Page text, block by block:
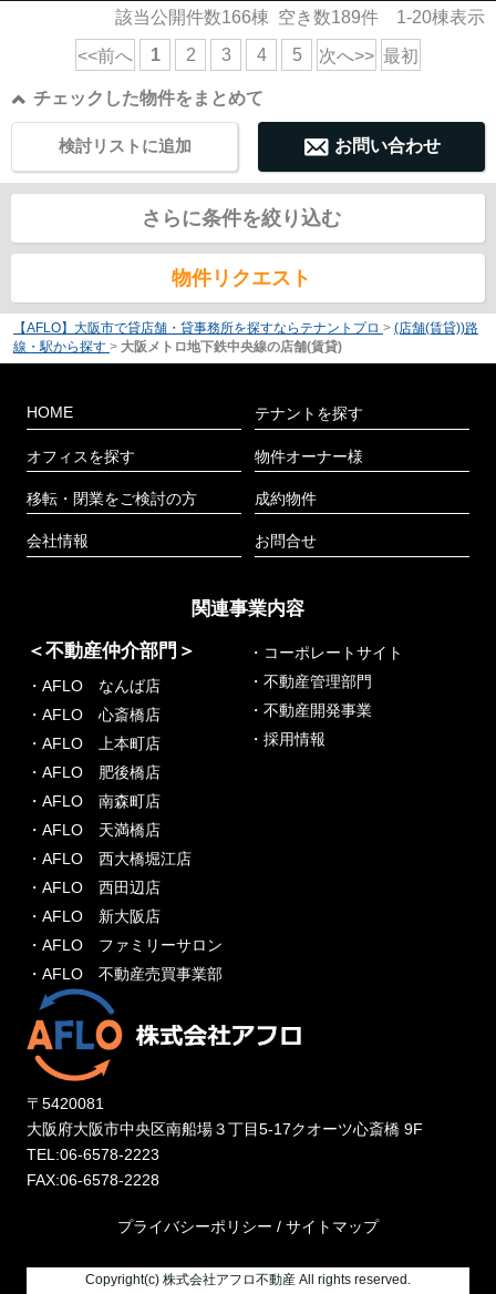
該当公開件数166棟 空き数189件 1-20棟表示
<<前へ 1 2 3 4 5 次へ>> 最初
チェックした物件をまとめて
お問い合わせ
検討リストに追加
さらに条件を絞り込む
物件リクエスト
【AFLO】大阪市で貸店舗・貸事務所を探すならテナントプロ > (店舗(賃貸))路
線・駅から探す > 大阪メトロ地下鉄中央線の店舗(賃貸)
HOME
オフィスを探す
移転・閉業をご検討の方
会社情報
テナントを探す
物件オーナー様
成約物件
お問合せ
関連事業内容
＜不動産仲介部門＞
・AFLO なんば店
・AFLO 心斎橋店
・AFLO 上本町店
・AFLO 肥後橋店
・AFLO 南森町店
・AFLO 天満橋店
・AFLO 西大橋堀江店
・AFLO 西田辺店
・AFLO 新大阪店
・AFLO ファミリーサロン
・AFLO 不動産売買事業部
・コーポレートサイト
・不動産管理部門
・不動産開発事業
・採用情報
〒5420081
大阪府大阪市中央区南船場３丁目5-17クオーツ心斎橋 9F
TEL:06-6578-2223
FAX:06-6578-2228
プライバシーポリシー / サイトマップ
Copyright(c) 株式会社アフロ不動産 All rights reserved.